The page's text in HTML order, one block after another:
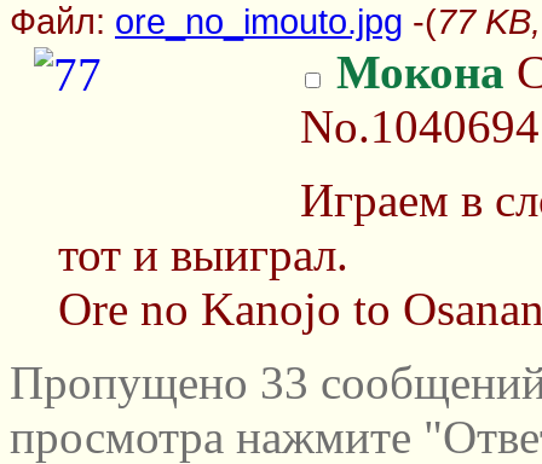
Файл: ore_no_imouto.jpg -(77
Мокона
No.1040694
Играем в
тот и выиграл.
Ore no Kanojo to
Пропущено 33
просмотра нажмите